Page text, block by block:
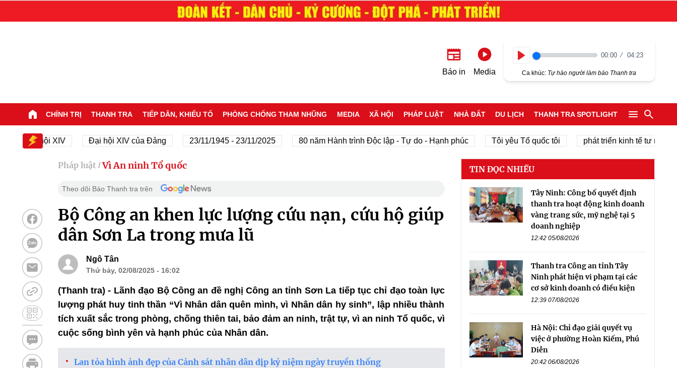
Báo in Media
00:00 04:23
Ca khúc: Tự hào người làm báo Thanh tra
CHÍNH TRỊ THANH TRA TIẾP DÂN, KHIẾU TỐ PHÒNG CHỐNG THAM NHŨNG MEDIA XÃ HỘI PHÁP LUẬT NHÀ ĐẤT DU LỊCH THANH TRA SPOTLIGHT
Đại hội XIV Đại hội XIV của Đảng 23/11/1945 - 23/11/2025 80 năm Hành trình Độc lập - Tự do - Hạnh phúc Tôi yêu Tổ quốc tôi phát triển kinh tế tư nhân
Pháp luật / Vì An ninh Tổ quốc
Theo dõi Báo Thanh tra trên
Bộ Công an khen lực lượng cứu nạn, cứu hộ giúp
dân Sơn La trong mưa lũ
Ngô Tân
Thứ bảy, 02/08/2025 - 16:02
(Thanh tra) - Lãnh đạo Bộ Công an đề nghị Công an tỉnh Sơn La tiếp tục chỉ đạo toàn lực
lượng phát huy tinh thần “Vì Nhân dân quên mình, vì Nhân dân hy sinh”, lập nhiều thành
tích xuất sắc trong phòng, chống thiên tai, bảo đảm an ninh, trật tự, vì an ninh Tổ quốc, vì
cuộc sống bình yên và hạnh phúc của Nhân dân.
Lan tỏa hình ảnh đẹp của Cảnh sát nhân dân dịp kỷ niệm ngày truyền thống
TIN ĐỌC NHIỀU
Tây Ninh: Công bố quyết định
thanh tra hoạt động kinh doanh
vàng trang sức, mỹ nghệ tại 5
doanh nghiệp
12:42 05/08/2026
Thanh tra Công an tỉnh Tây
Ninh phát hiện vi phạm tại các
cơ sở kinh doanh có điều kiện
12:39 07/08/2026
Hà Nội: Chỉ đạo giải quyết vụ
việc ở phường Hoàn Kiếm, Phú
Diễn
20:42 06/08/2026